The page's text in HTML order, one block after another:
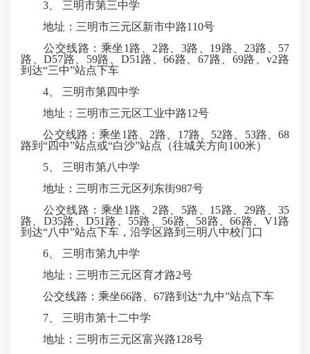
3、 三明市第三中学
地址：三明市三元区新市中路110号
公交线路：乘坐1路、2路、3路、19路、23路、57
路、D57路、59路、D51路、66路、67路、69路、v2路
到达“三中”站点下车
4、 三明市第四中学
地址：三明市三元区工业中路12号
公交线路：乘坐1路、2路、17路、52路、53路、68
路到“四中”站点或“白沙”站点（往城关方向100米）
5、 三明市第八中学
地址：三明市三元区列东街987号
公交线路：乘坐1路、2路、5路、15路、29路、35
路、D35路、D51路、55路、56路、58路、66路、V1路
到达“八中”站点下车，沿学区路到三明八中校门口
6、 三明市第九中学
地址：三明市三元区育才路2号
公交线路：乘坐66路、67路到达“九中”站点下车
7、 三明市第十二中学
地址：三明市三元区富兴路128号